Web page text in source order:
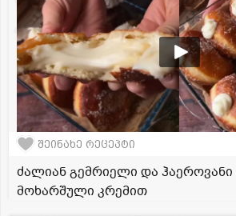
შეინახე რეცეპტი
ძალიან გემრიელი და ჰაეროვანი
მოხარშული კრემით